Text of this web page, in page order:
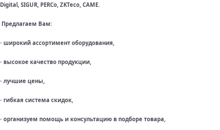
Digital, SIGUR, PERCo, ZKTeco, CAME.
Предлагаем Вам:
· широкий ассортимент оборудования,
· высокое качество продукции,
· лучшие цены,
· гибкая система скидок,
· организуем помощь и консультацию в подборе товара,